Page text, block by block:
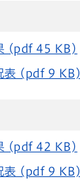
(pdf 45 KB)
表 (pdf 9 KB)
(pdf 42 KB)
表 (pdf 9 KB)